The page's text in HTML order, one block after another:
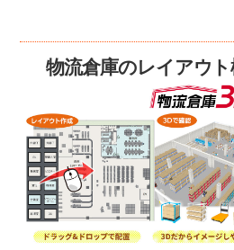
物流倉庫のレイアウト